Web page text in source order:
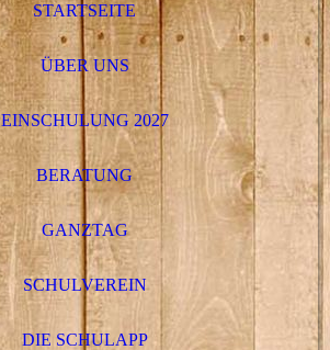
STARTSEITE
ÜBER UNS
EINSCHULUNG 2027
BERATUNG
GANZTAG
SCHULVEREIN
DIE SCHULAPP